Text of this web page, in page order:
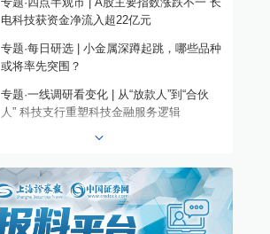
电科技获资金净流入超22亿元
专题·每日研选 | 小金属深蹲起跳，哪些品种
或将率先突围？
专题·一线调研看变化 | 从“放款人”到“合伙
人” 科技支行重塑科技金融服务逻辑
专题·港股异动 | 沪上阿姨盘中涨超13%
专题·个股异动 | 603221，10连板
专题·板块异动 | 煤炭板块大幅上涨 昊华能
源等多股涨停